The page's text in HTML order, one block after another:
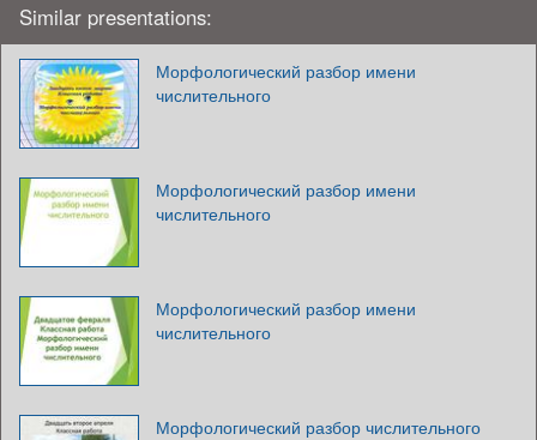
Similar presentations:
Морфологический разбор имени
числительного
Морфологический разбор имени
числительного
Морфологический разбор имени
числительного
Морфологический разбор числительного